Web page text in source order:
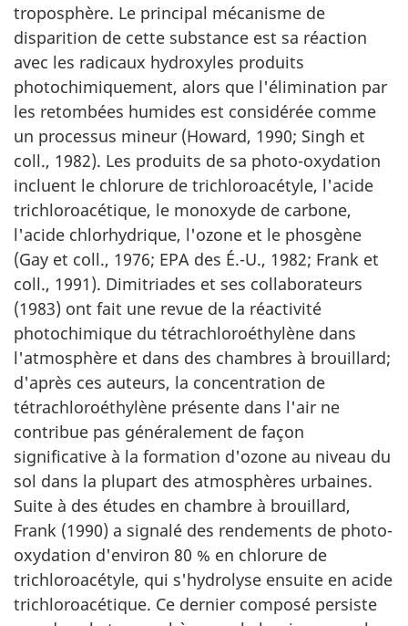
troposphère. Le principal mécanisme de
disparition de cette substance est sa réaction
avec les radicaux hydroxyles produits
photochimiquement, alors que l'élimination par
les retombées humides est considérée comme
un processus mineur (Howard, 1990; Singh et
coll., 1982). Les produits de sa photo-oxydation
incluent le chlorure de trichloroacétyle, l'acide
trichloroacétique, le monoxyde de carbone,
l'acide chlorhydrique, l'ozone et le phosgène
(Gay et coll., 1976; EPA des É.-U., 1982; Frank et
coll., 1991). Dimitriades et ses collaborateurs
(1983) ont fait une revue de la réactivité
photochimique du tétrachloroéthylène dans
l'atmosphère et dans des chambres à brouillard;
d'après ces auteurs, la concentration de
tétrachloroéthylène présente dans l'air ne
contribue pas généralement de façon
significative à la formation d'ozone au niveau du
sol dans la plupart des atmosphères urbaines.
Suite à des études en chambre à brouillard,
Frank (1990) a signalé des rendements de photo-
oxydation d'environ 80 % en chlorure de
trichloroacétyle, qui s'hydrolyse ensuite en acide
trichloroacétique. Ce dernier composé persiste